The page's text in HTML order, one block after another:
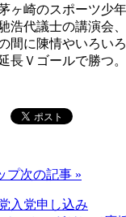
ヶ崎のスポーツ少
浩代議士の講演会
間に陳情やいろい
長Ｖゴールで勝つ
プ次の記事 »